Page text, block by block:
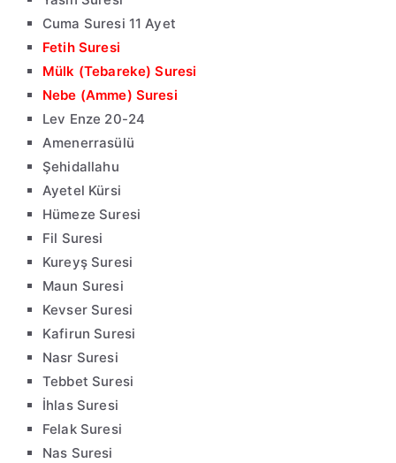
Cuma Suresi 11 Ayet
Fetih Suresi
Mülk (Tebareke) Suresi
Nebe (Amme) Suresi
Lev Enze 20-24
Amenerrasülü
Şehidallahu
Ayetel Kürsi
Hümeze Suresi
Fil Suresi
Kureyş Suresi
Maun Suresi
Kevser Suresi
Kafirun Suresi
Nasr Suresi
Tebbet Suresi
İhlas Suresi
Felak Suresi
Nas Suresi